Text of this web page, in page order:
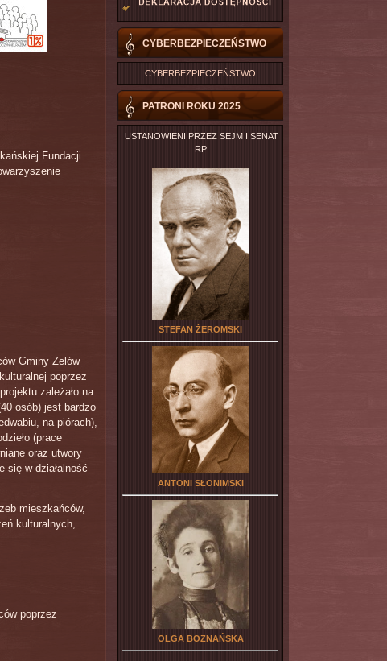
Fundacji
Gminy Zelów
poprzez
zależało na
osób) jest bardzo
na piórach),
(prace
oraz utwory
się w działalność
mieszkańców,
kulturalnych,
poprzez
CYBERBEZPIECZEŃSTWO
CYBERBEZPIECZEŃSTWO
PATRONI ROKU 2025
USTANOWIENI PRZEZ SEJM I SENAT
RP
STEFAN ŻEROMSKI
ANTONI SŁONIMSKI
OLGA BOZNAŃSKA